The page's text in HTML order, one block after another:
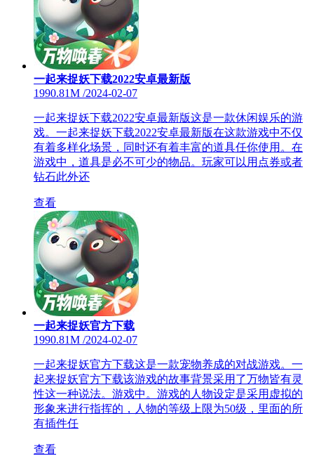
一起来捉妖下载2022安卓最新版
1990.81M /2024-02-07
一起来捉妖下载2022安卓最新版这是一款休闲娱乐的游
戏。一起来捉妖下载2022安卓最新版在这款游戏中不仅
有着多样化场景，同时还有着丰富的道具任你使用。在
游戏中，道具是必不可少的物品。玩家可以用点券或者
钻石此外还
查看
一起来捉妖官方下载
1990.81M /2024-02-07
一起来捉妖官方下载这是一款宠物养成的对战游戏。一
起来捉妖官方下载该游戏的故事背景采用了万物皆有灵
性这一种说法。游戏中。游戏的人物设定是采用虚拟的
形象来进行指挥的，人物的等级上限为50级，里面的所
有插件任
查看